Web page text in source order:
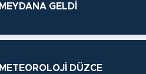
MEYDANA GELDİ
METEOROLOJİ DÜZCE